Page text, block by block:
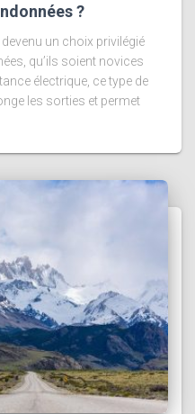
?
un choix privilégié
qu’ils soient novices
électrique, ce type de
les sorties et permet